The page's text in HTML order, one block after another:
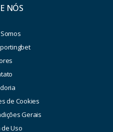
NÓS
de Cookies
Gerais
de Uso